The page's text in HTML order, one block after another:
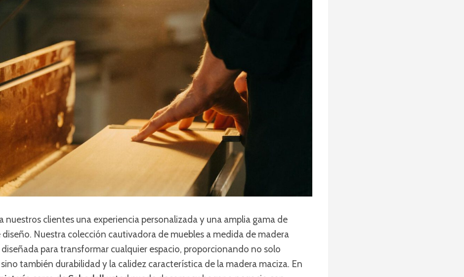
nuestros clientes una experiencia personalizada y una amplia gama de
diseño. Nuestra colección cautivadora de muebles a medida de madera
para transformar cualquier espacio, proporcionando no solo
también durabilidad y la calidez característica de la madera maciza. En